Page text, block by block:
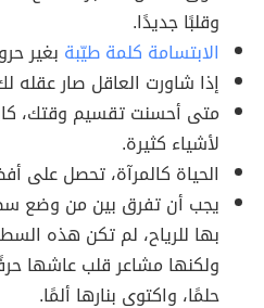
وقلبًا جديدًا.
الابتسامة كلمة طيّبة بغير
إذا شاورت العاقل صار عقله
متى أحسنت تقسيم وقتك،
لأشياء كثيرة.
الحياة كالمرآة، تحصل على
يجب أن تفرق بين من وضع
بها للرياح، لم تكن هذه
ولكنها مشاعر قلب عاشها
حلمًا، واكتوى بنارها ألمًا.